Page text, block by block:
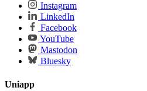
Instagram
LinkedIn
Facebook
YouTube
Mastodon
Bluesky
Uniapp